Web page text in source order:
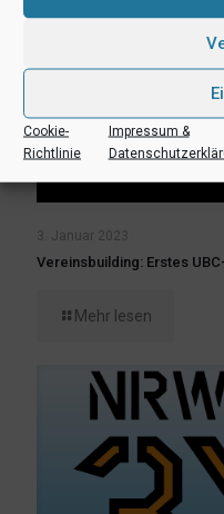
Cookie-
Richtlinie
Impressum &
3. Januar 2023
Vereinsbuilding: Erstes
Mehr lesen